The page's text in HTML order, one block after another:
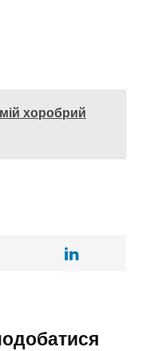
хоробрий